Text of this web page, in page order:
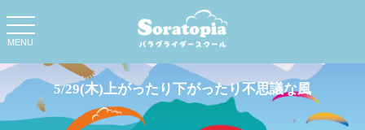
toggle
navigation
MENU
5/29(木)上がったり下がったり不思議な風